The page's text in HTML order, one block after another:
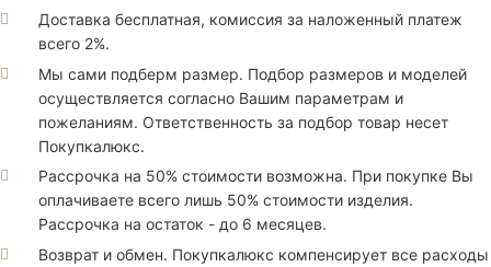
Доставка бесплатная, комиссия за наложенный платеж
всего 2%.
Мы сами подберм размер. Подбор размеров и моделей
осуществляется согласно Вашим параметрам и
пожеланиям. Ответственность за подбор товар несет
Покупкалюкс.
Рассрочка на 50% стоимости возможна. При покупке Вы
оплачиваете всего лишь 50% стоимости изделия.
Рассрочка на остаток - до 6 месяцев.
Возврат и обмен. Покупкалюкс компенсирует все расходы